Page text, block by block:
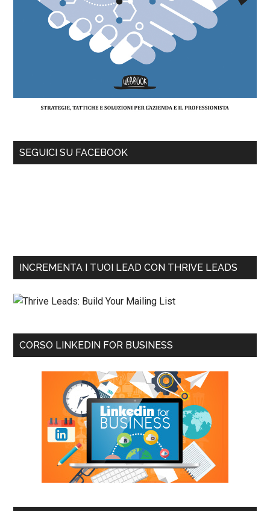
SEGUICI SU FACEBOOK
INCREMENTA I TUOI LEAD CON THRIVE LEADS
CORSO LINKEDIN FOR BUSINESS